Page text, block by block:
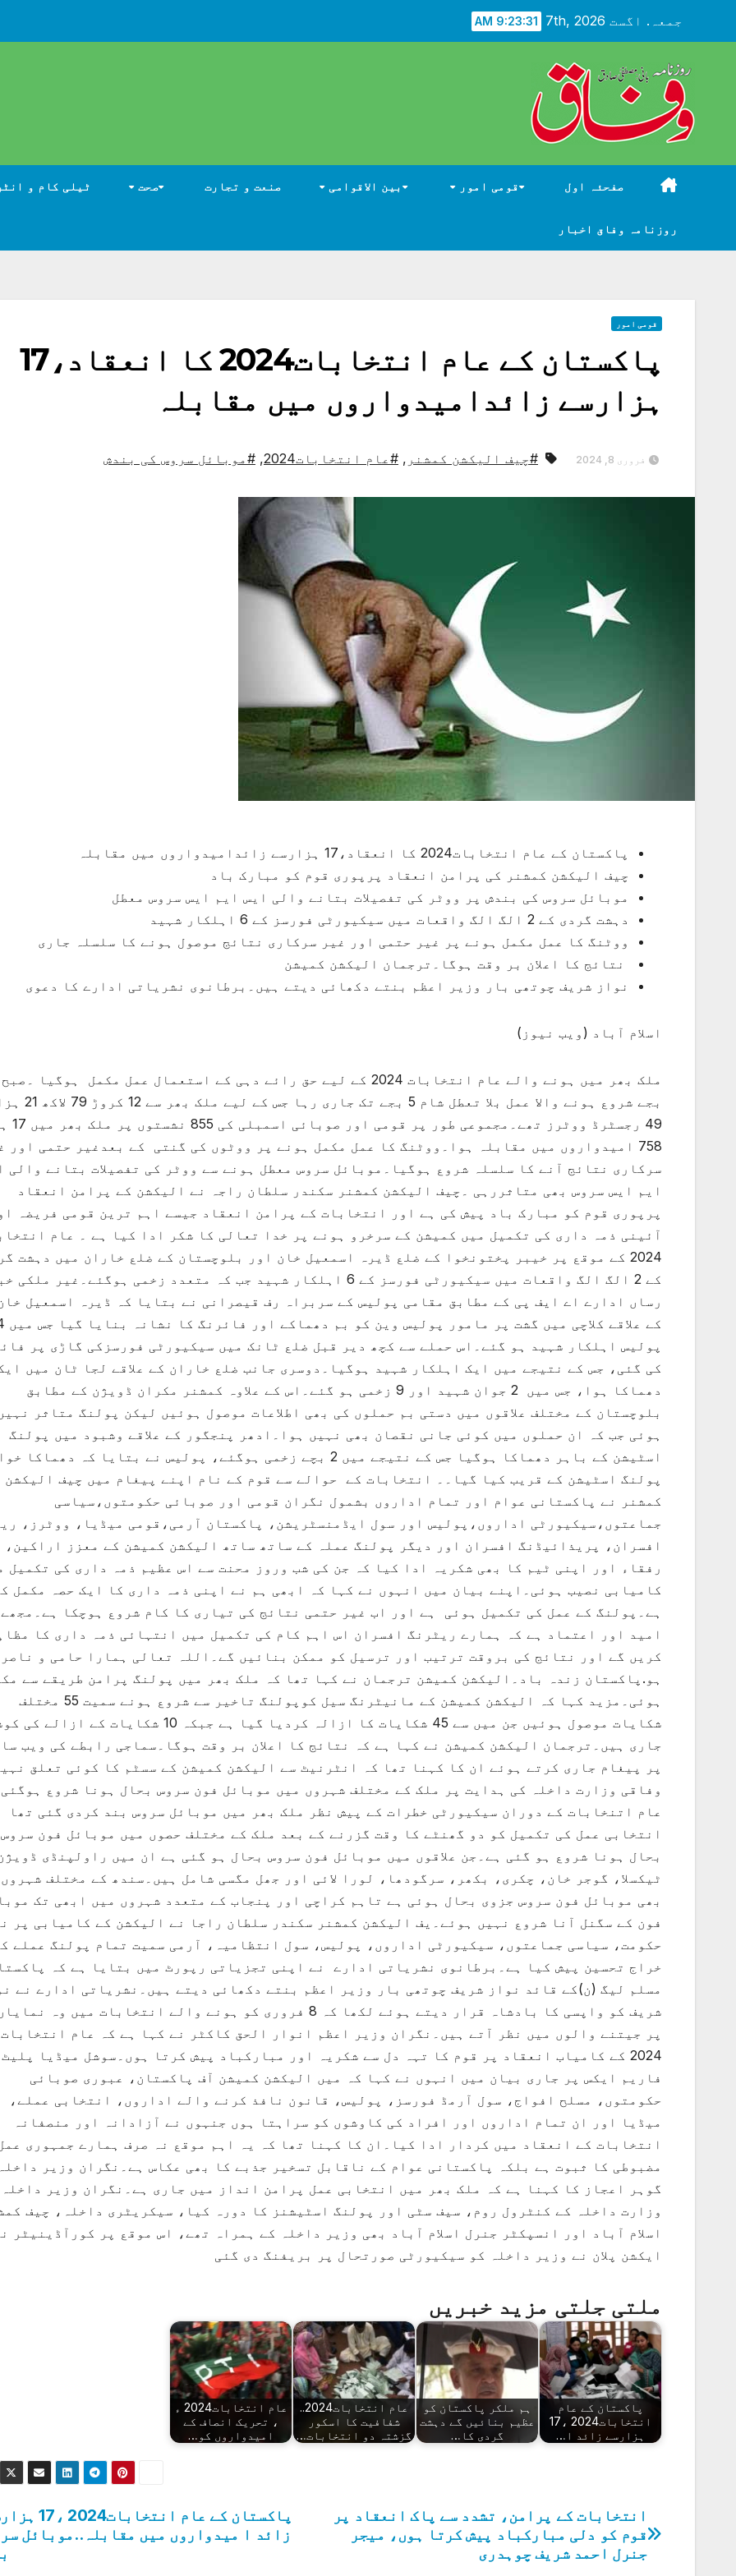
جمعہ. اگست 7th, 2026 9:23:32 AM
صفحئہ اول قومی امور بین الاقوامی صنعت و تجارت صحت ٹیلی کام و
روزنامہ وفاق اخبار
قومی امور
پاکستان کے عام انتخابات2024 کا انعقاد،17
ہزارسے زائدامیدواروں میں مقابلہ
فروری 8, 2024 #چیف الیکشن کمشنر , #عام انتخابات2024 , #موبائل سروس کی بندش
پاکستان کے عام انتخابات2024 کا انعقاد،17 ہزارسے زائدامیدواروں میں مقابلہ
چیف الیکشن کمشنر کی پرامن انعقاد پرپوری قوم کو مبارک باد
موبائل سروس کی بندش پر ووٹر کی تفصیلات بتانے والی ایس ایم ایس سروس معطل
دہشت گردی کے 2 الگ الگ واقعات میں سیکیورٹی فورسز کے 6 اہلکار شہید
ووٹنگ کا عمل مکمل ہونے پر غیر حتمی اور غیر سرکاری نتائج موصول ہونے کا سلسلہ جاری
نتائج کا اعلان بر وقت ہوگا۔ترجمان الیکشن کمیشن
نواز شریف چوتھی بار وزیر اعظم بنتے دکھائی دیتے ہیں۔برطانوی نشریاتی ادارے کا دعوی
اسلام آباد (ویب نیوز)
بجے شروع ہونے والا عمل بلا تعطل شام 5 بجے تک جاری رہا
49
758 امیدواروں میں مقابلہ ہوا۔ووٹنگ کا عمل مکمل ہونے پر ووٹوں کی گنتی کے بعدغیر حتمی اور
سرکاری نتائج آنے کا سلسلہ شروع ہوگیا۔موبائل سروس معطل ہونے سے ووٹر کی تفصیلات بتانے والی
ایم ایس سروس بھی متاثررہی ۔چیف الیکشن کمشنر سکندر سلطان راجہ نے الیکشن کے پرامن انعقاد
پرپوری قوم کو مبارک باد پیش کی ہے اور انتخابات کے پرامن انعقاد جیسے اہم ترین قومی فریضہ
آئینی ذمہ داری کی تکمیل میں کمیشن کے سرخرو ہونے پر خدا تعالی کا شکر ادا کیا ہے ۔ عام
2024 کے موقع پر خیبر پختونخوا کے ضلع ڈیرہ اسمعیل خان اور بلوچستان کے ضلع خاران میں دہشت
کے 2 الگ الگ واقعات میں سیکیورٹی فورسز کے 6 اہلکار شہید جب کہ متعدد زخمی ہوگئے۔غیر ملکی
رساں ادارے اے ایف پی کے مطابق مقامی پولیس کے سربراہ رف قیصرانی نے بتایا کہ ڈیرہ اسمعیل
کے علاقے کلاچی میں گشت پر
پولیس اہلکار شہید ہو گئے۔اس حملے سے کچھ دیر قبل ضلع ٹانک میں سیکیورٹی فورسزکی گاڑی پر
کی گئی، جس کے نتیجے میں ایک اہلکار شہید ہوگیا۔دوسری جانب ضلع خاران کے علاقے لجا ٹان میں
دھماکا ہوا، جس میں 2 جوان شہید اور 9 زخمی ہو گئے۔اس کے علاوہ کمشنر مکران ڈویژن کے مطابق
بلوچستان کے مختلف علاقوں میں دستی بم حملوں کی بھی اطلاعات موصول ہوئیں لیکن پولنگ متاثر
ہوئی جب کہ ان حملوں میں کوئی جانی نقصان بھی نہیں ہوا۔ادھر پنجگور کے علاقے وشبود میں پولنگ
اسٹیشن کے باہر دھماکا ہوگیا جس کے نتیجے میں 2 بچے زخمی ہوگئے، پولیس نے بتایا کہ
پولنگ اسٹیشن کے قریب کیا گیا۔۔ انتخابات کے حوالے سے قوم کے نام اپنے پیغام میں چیف الیکشن
کمشنر نے پاکستانی عوام اور تمام اداروں بشمول نگران قومی اور صوبائی حکومتوں،سیاسی
جماعتوں،سیکیورٹی اداروں،پولیس اور سول ایڈمنسٹریشن، پاکستان آرمی،قومی میڈیا، ووٹرز،
افسران، پریذائیڈنگ افسران اور دیگر پولنگ عملہ کے ساتھ ساتھ الیکشن کمیشن کے معزز اراکین،
رفقاء اور اپنی ٹیم کا بھی شکریہ ادا کیا کہ جن کی شب وروز محنت سے اس عظیم ذمہ داری کی تکمیل
کامیابی نصیب ہوئی۔اپنے بیان میں انہوں نے کہا کہ ابھی ہم نے اپنی ذمہ داری کا ایک حصہ مکمل
ہے۔پولنگ کے عمل کی تکمیل ہوئی ہے اور اب غیر حتمی نتائج کی تیاری کا کام شروع ہوچکا ہے۔مجھے
امید اور اعتماد ہے کہ ہمارے ریٹرنگ افسران اس اہم کام کی تکمیل میں انتہائی ذمہ داری کا
کریں گے اور نتائج کی بروقت ترتیب اور ترسیل کو ممکن بنائیں گے۔اللہ تعالی ہمارا حامی و ناصر
ہو.پاکستان زندہ باد۔الیکشن کمیشن ترجمان نے کہا تھا کہ ملک بھر میں پولنگ پرامن طریقے سے
ہوئی۔مزید کہا کہ الیکشن کمیشن کے مانیٹرنگ سیل کوپولنگ تاخیر سے شروع ہونے سمیت 55 مختلف
شکایات موصول ہوئیں جن میں سے 45 شکایات کا ازالہ کردیا گیا ہے جبکہ 10 شکایات کے
جاری ہیں۔ترجمان الیکشن کمیشن نے کہا ہے کہ نتائج کا اعلان بر وقت ہوگا۔سماجی رابطے کی ویب
پر پیغام جاری کرتے ہوئے ان کا کہنا تھا کہ انٹرنیٹ سے الیکشن کمیشن کے سسٹم کا کوئی تعلق
وفاقی وزارت داخلہ کی ہدایت پر ملک کے مختلف شہروں میں موبائل فون سروس بحال ہونا شروع
عام اتنخابات کے دوران سیکیورٹی خطرات کے پیش نظر ملک بھر میں موبائل سروس بند کردی گئی تھا
انتخابی عمل کی تکمیل کو دو گھنٹے کا وقت گزرنے کے بعد ملک کے مختلف حصوں میں موبائل فون سروس
بحال ہونا شروع ہو گئی ہے۔جن علاقوں میں موبائل فون سروس بحال ہو گئی ہے ان میں راولپنڈی
ٹیکسلا، گوجر خان، چکری، بکھر، سرگودھا، لورا لائی اور جھل مگسی شامل ہیں۔سندھ کے مختلف
بھی موبائل فون سروس جزوی بحال ہوئی ہے تاہم کراچی اور پنجاب کے متعدد شہروں میں ابھی تک
فون کے سگنل آنا شروع نہیں ہوئے۔یف الیکشن کمشنر سکندر سلطان راجا نے الیکشن کے کامیابی پر
حکومت، سیاسی جماعتوں، سیکیورٹی اداروں، پولیس، سول انتظامیہ، آرمی سمیت تمام پولنگ عملے
خراج تحسین پیش کیا ہے۔برطانوی نشریاتی ادارے نے اپنی تجزیاتی رپورٹ میں بتایا ہے کہ
مسلم لیگ (ن)کے قائد نواز شریف چوتھی بار وزیر اعظم بنتے دکھائی دیتے ہیں۔نشریاتی ادارے نے
شریف کو واپسی کا بادشاہ قرار دیتے ہوئے لکھا کہ 8 فروری کو ہونے والے انتخابات میں وہ
پر جیتنے والوں میں نظر آتے ہیں۔نگران وزیر اعظم انوار الحق کاکٹر نے کہا ہے کہ عام انتخابات
2024 کے کامیاب انعقاد پر قوم کا تہہ دل سے شکریہ اور مبارکباد پیش کرتا ہوں۔سوشل میڈیا پلیٹ
فاریم ایکس پر جاری بیان میں انہوں نے کہا کہ میں الیکشن کمیشن آف پاکستان، عبوری صوبائی
حکومتوں، مسلح افواج، سول آرمڈ فورسز، پولیس، قانون نافذ کرنے والے اداروں، انتخابی عملے،
میڈیا اور ان تمام اداروں اور افراد کی کاوشوں کو سراہتا ہوں جنہوں نے آزادانہ اور منصفانہ
انتخابات کے انعقاد میں کردار ادا کیا۔ان کا کہنا تھا کہ یہ اہم موقع نہ صرف ہمارے جمہوری
مضبوطی کا ثبوت ہے بلکہ پاکستانی عوام کے ناقابل تسخیر جذبے کا بھی عکاس ہے۔نگران وزیر داخلہ
گوہر اعجاز کا کہنا ہے کہ ملک بھر میں انتخابی عمل پرامن انداز میں جاری ہے۔نگران وزیر
وزارت داخلہ کے کنٹرول روم، سیف سٹی اور پولنگ اسٹیشنز کا دورہ کیا، سیکریٹری داخلہ، چیف
اسلام آباد اور انسپکٹر جنرل اسلام آباد بھی وزیر داخلہ کے ہمراہ تھے، اس موقع پر کورآڈینیٹر
ایکشن پلان نے وزیر داخلہ کو سیکیورٹی صورتحال پر بریفنگ دی گئی
ملتی جلتی مزید خبریں
پاکستان کے عام
انتخابات2024 ،17
ہزارسے زائد ا…
ہم ملکر پاکستان کو
عظیم بنائیں گے دہشت
گردی کا…
عام انتخابات2024..
شفافیت کا اسکور
گزشتہ دو انتخابات…
عام انتخابات2024 ء
، تحریک انصاف کے
امیدواروں کو…
پوسٹوں
کی
پاکستان کے عام
زائد ا میدواروں میں مقابلہ..موبائل
انتخابات کے پرامن، تشدد سے پاک انعقاد پر
قوم کو دلی مبارکباد پیش کرتا ہوں، میجر
جنرل احمد شریف چوہدری